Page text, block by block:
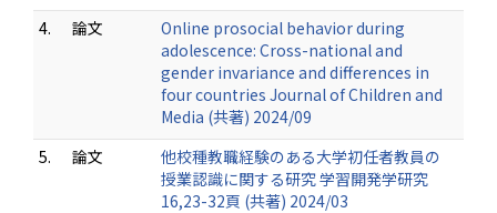
4.
論文
Online prosocial behavior during
adolescence: Cross-national and
gender invariance and differences in
four countries Journal of Children and
Media (共著) 2024/09
5.
論文
他校種教職経験のある大学初任者教員の
授業認識に関する研究 学習開発学研究
16,23-32頁 (共著) 2024/03